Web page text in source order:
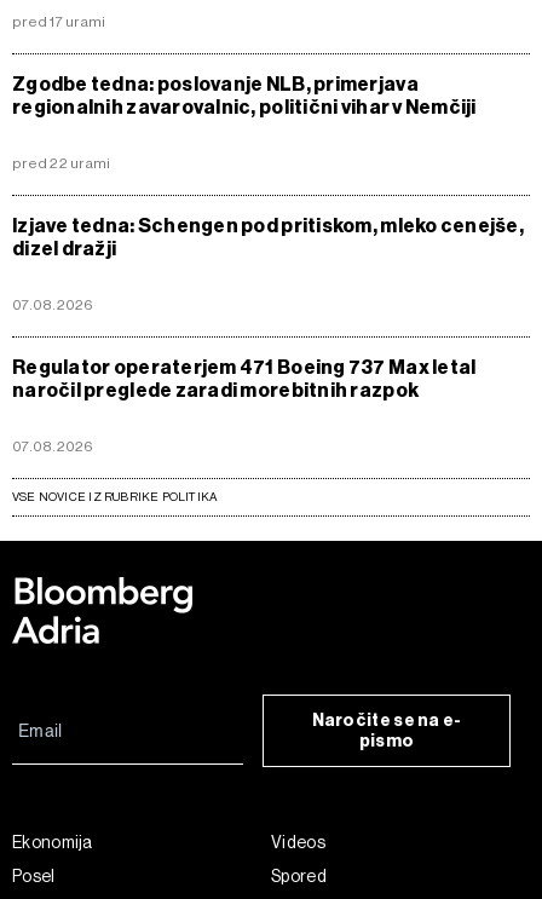
pred 17 urami
Zgodbe tedna: poslovanje NLB, primerjava
regionalnih zavarovalnic, politični vihar v Nemčiji
pred 22 urami
Izjave tedna: Schengen pod pritiskom, mleko cenejše,
dizel dražji
07.08.2026
Regulator operaterjem 471 Boeing 737 Max letal
naročil preglede zaradi morebitnih razpok
07.08.2026
VSE NOVICE IZ RUBRIKE POLITIKA
Naročite se na e-
pismo
Ekonomija
Posel
Videos
Spored